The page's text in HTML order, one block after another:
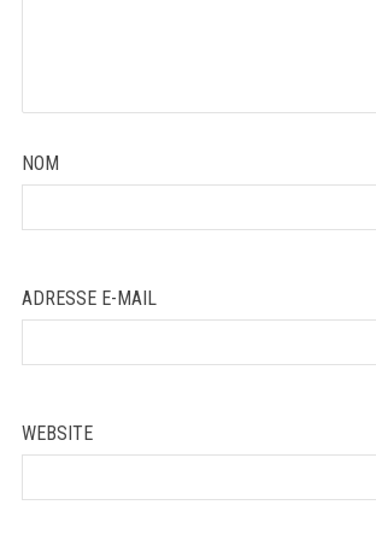
NOM
ADRESSE E-MAIL
WEBSITE